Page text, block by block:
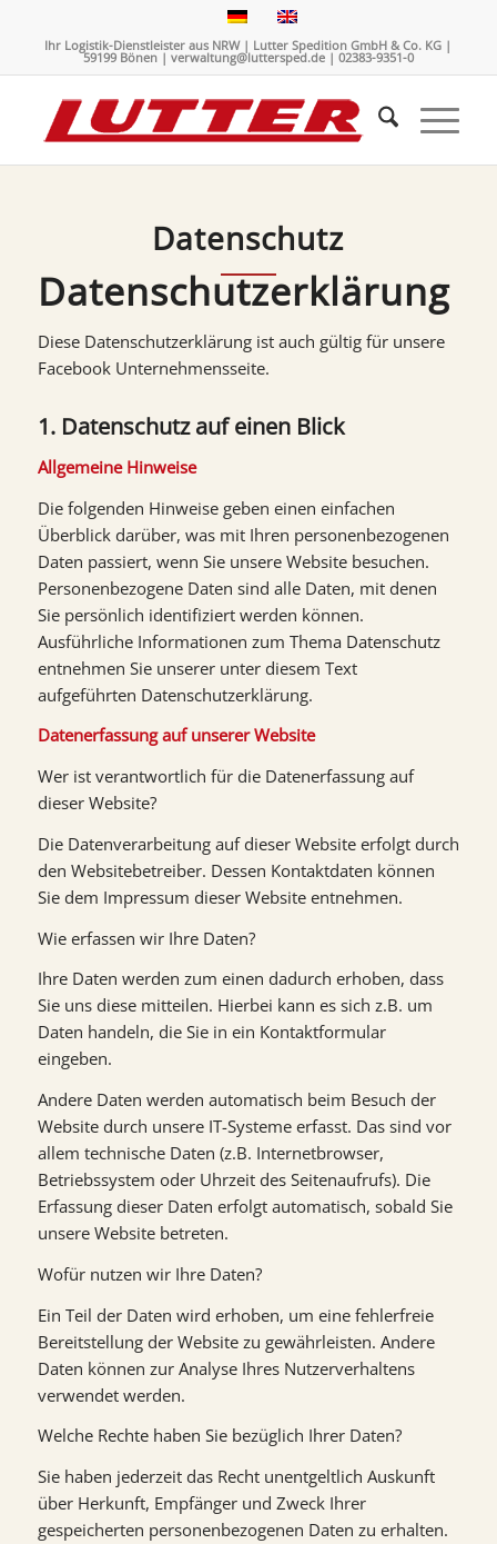
Ihr Logistik-Dienstleister aus NRW | Lutter Spedition GmbH & Co. KG |
59199 Bönen | verwaltung@luttersped.de | 02383-9351-0
Datenschutz
Datenschutzerklärung
Diese Datenschutzerklärung ist auch gültig für unsere
Facebook Unternehmensseite.
1. Datenschutz auf einen Blick
Allgemeine Hinweise
Die folgenden Hinweise geben einen einfachen
Überblick darüber, was mit Ihren personenbezogenen
Daten passiert, wenn Sie unsere Website besuchen.
Personenbezogene Daten sind alle Daten, mit denen
Sie persönlich identifiziert werden können.
Ausführliche Informationen zum Thema Datenschutz
entnehmen Sie unserer unter diesem Text
aufgeführten Datenschutzerklärung.
Datenerfassung auf unserer Website
Wer ist verantwortlich für die Datenerfassung auf
dieser Website?
Die Datenverarbeitung auf dieser Website erfolgt durch
den Websitebetreiber. Dessen Kontaktdaten können
Sie dem Impressum dieser Website entnehmen.
Wie erfassen wir Ihre Daten?
Ihre Daten werden zum einen dadurch erhoben, dass
Sie uns diese mitteilen. Hierbei kann es sich z.B. um
Daten handeln, die Sie in ein Kontaktformular
eingeben.
Andere Daten werden automatisch beim Besuch der
Website durch unsere IT-Systeme erfasst. Das sind vor
allem technische Daten (z.B. Internetbrowser,
Betriebssystem oder Uhrzeit des Seitenaufrufs). Die
Erfassung dieser Daten erfolgt automatisch, sobald Sie
unsere Website betreten.
Wofür nutzen wir Ihre Daten?
Ein Teil der Daten wird erhoben, um eine fehlerfreie
Bereitstellung der Website zu gewährleisten. Andere
Daten können zur Analyse Ihres Nutzerverhaltens
verwendet werden.
Welche Rechte haben Sie bezüglich Ihrer Daten?
Sie haben jederzeit das Recht unentgeltlich Auskunft
über Herkunft, Empfänger und Zweck Ihrer
gespeicherten personenbezogenen Daten zu erhalten.